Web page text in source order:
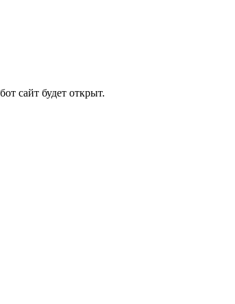
сайт будет открыт.